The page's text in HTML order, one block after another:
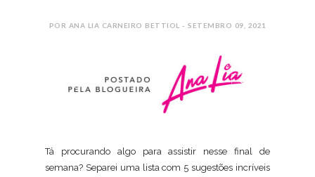
POR ANA LIA CARNEIRO BETTIOL - SETEMBRO 09, 2021
Tá procurando algo para assistir nesse final de
semana? Separei uma lista com 5 sugestões incríveis